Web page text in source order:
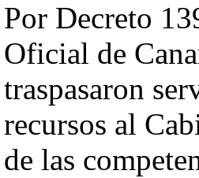
Por Decreto
Oficial de
traspasaron
recursos al
de las